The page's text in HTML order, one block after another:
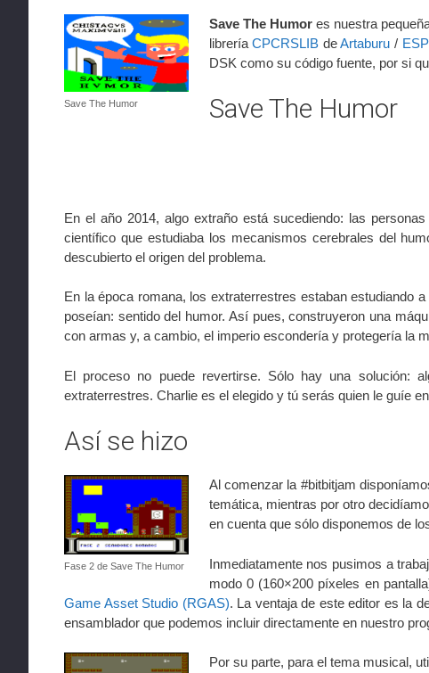
Save The Humor
Save The Humores nuestra
libreríaCPCRSLIB deArtaburu /
DSK como su código fuente, por si
Save The Humor
En el año 2014, algo extraño está sucediendo: las
científico que estudiaba los mecanismos cerebrales del
descubierto el origen del problema.
En la época romana, los extraterrestres estaban estudiando
poseían: sentido del humor. Así pues, construyeron una
con armas y, a cambio, el imperio escondería y protegería la
El proceso no puede revertirse. Sólo hay una solución:
extraterrestres. Charlie es el elegido y tú serás quien le guíe
Así se hizo
Fase 2 de Save The Humor
Al comenzar la #bitbitjam
temática, mientras por otro
en cuenta que sólo disponemos de
Inmediatamente nos pusimos a
modo 0 (160×200 píxeles en
Game Asset Studio (RGAS). La ventaja de este editor es la
ensamblador que podemos incluir directamente en nuestro
Por su parte, para el tema musical,